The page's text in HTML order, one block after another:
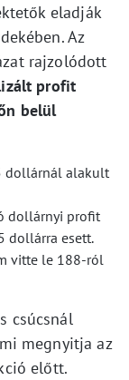
eladják
Az
rajzolódott
profit
belül
dollárnál alakult
dollárnyi profit
dollárra esett.
vitte le 188-ról
csúcsnál
megnyitja az
előtt.